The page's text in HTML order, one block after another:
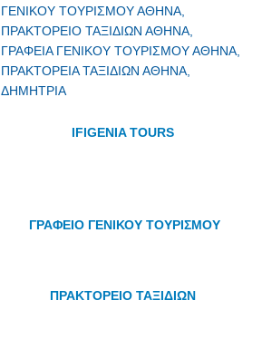
ΓΕΝΙΚΟΥ ΤΟΥΡΙΣΜΟΥ ΑΘΗΝΑ,
ΠΡΑΚΤΟΡΕΙΟ ΤΑΞΙΔΙΩΝ ΑΘΗΝΑ,
ΓΡΑΦΕΙΑ ΓΕΝΙΚΟΥ ΤΟΥΡΙΣΜΟΥ ΑΘΗΝΑ,
ΠΡΑΚΤΟΡΕΙΑ ΤΑΞΙΔΙΩΝ ΑΘΗΝΑ,
ΔΗΜΗΤΡΙΑ
IFIGENIA TOURS
ΓΡΑΦΕΙΟ ΓΕΝΙΚΟΥ ΤΟΥΡΙΣΜΟΥ
ΠΡΑΚΤΟΡΕΙΟ ΤΑΞΙΔΙΩΝ